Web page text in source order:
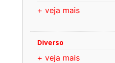
+ veja mais
Diverso
+ veja mais